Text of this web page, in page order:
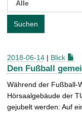
e
h
:
Suchen
2018-06-14 | Blick
Den Fußball
Während der Fußball-
Hörsaalgebäude der
gejubelt werden: Auf